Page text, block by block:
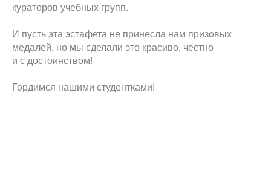
кураторов учебных групп.
И пусть эта эстафета не принесла нам призовых
медалей, но мы сделали это красиво, честно
и с достоинством!
Гордимся нашими студентками!